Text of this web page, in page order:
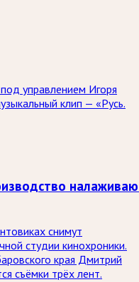
управлением Игоря
клип — «Русь.
снимут
студии кинохроники.
края Дмитрий
съёмки трёх лент.